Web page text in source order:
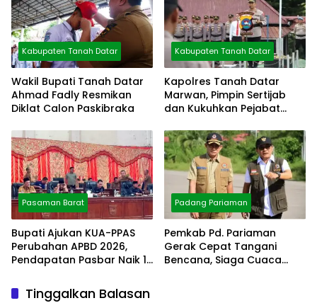
Kabupaten Tanah Datar
Wakil Bupati Tanah Datar
Ahmad Fadly Resmikan
Diklat Calon Paskibraka
Kabupaten Tanah Datar
Kapolres Tanah Datar
Marwan, Pimpin Sertijab
dan Kukuhkan Pejabat
Pasaman Barat
Bupati Ajukan KUA-PPAS
Perubahan APBD 2026,
Pendapatan Pasbar Naik 15
Padang Pariaman
Pemkab Pd. Pariaman
Gerak Cepat Tangani
Bencana, Siaga Cuaca
Tinggalkan Balasan